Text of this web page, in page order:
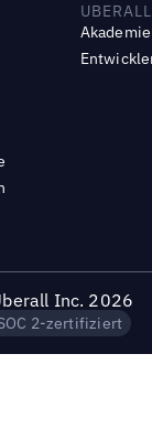
Akademie
Inc. 2026
2-zertifiziert